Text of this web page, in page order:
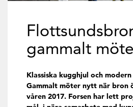
gammalt
Klassiska kugghjul och
Gammalt möter nytt när bron
våren 2017. Forsen har lett